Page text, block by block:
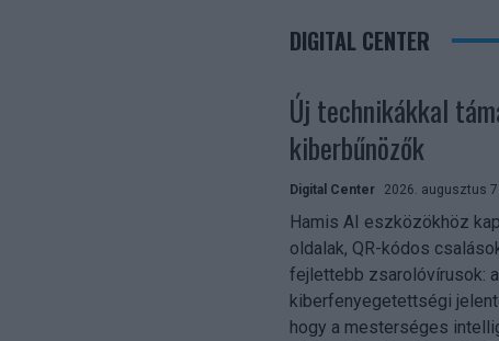
DIGITAL CENTER
Új technikákkal
kiberbűnözők
Digital Center 2026. augusztus 7.
Hamis AI eszközökhöz
oldalak, QR-kódos
fejlettebb zsarolóvírusok:
kiberfenyegetettségi
hogy a mesterséges